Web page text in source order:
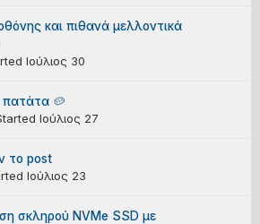
και πιθανά μελλοντικά
Ιούλιος 30
πατάτα 🥔
Ιούλιος 27
το post
Ιούλιος 23
σκληρού NVMe SSD με